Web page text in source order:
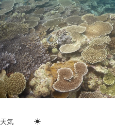
天気 ☀︎